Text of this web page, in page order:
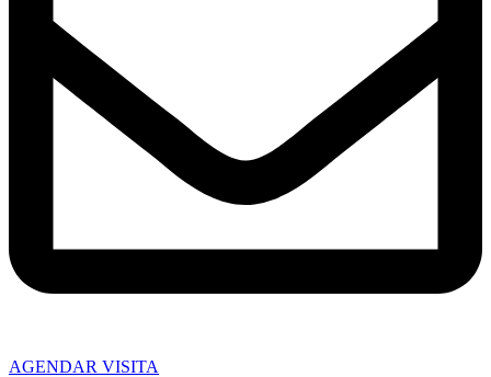
AGENDAR VISITA